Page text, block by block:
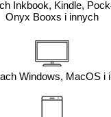
Inkbook, Kindle,
Onyx Booxs i innych
Windows, MacOS i